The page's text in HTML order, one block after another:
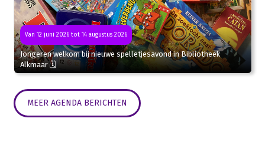
Van 12 juni 2026 tot 14 augustus 2026
Jongeren welkom bij nieuwe spelletjesavond in Bibliotheek
Alkmaar 🗓
MEER AGENDA BERICHTEN